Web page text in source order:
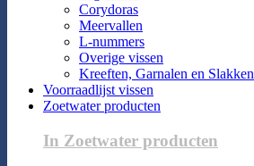
Corydoras
Meervallen
L-nummers
Overige vissen
Kreeften, Garnalen en Slakken
Voorraadlijst vissen
Zoetwater producten
In Zoetwater producten